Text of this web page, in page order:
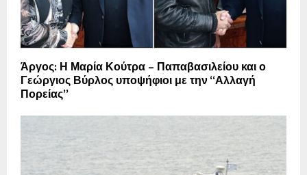
Άργος: Η Μαρία Κούτρα – Παπαβασιλείου και ο
Γεώργιος Βύρλος υποψήφιοι με την “Αλλαγή
Πορείας”